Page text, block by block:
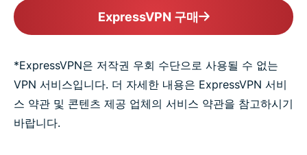
ExpressVPN 구매
*ExpressVPN은 저작권 우회 수단으로 사용될 수 없는
VPN 서비스입니다. 더 자세한 내용은 ExpressVPN 서비
스 약관 및 콘텐츠 제공 업체의 서비스 약관을 참고하시기
바랍니다.